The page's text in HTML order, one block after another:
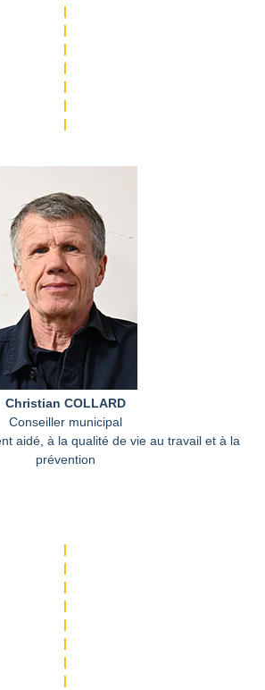
|
|
|
|
|
|
|
Christian COLLARD
Conseiller municipal
aidé, à la qualité de vie au travail et à la
prévention
|
|
|
|
|
|
|
|